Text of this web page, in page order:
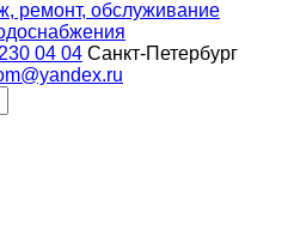
ремонт, обслуживание
04 04 Санкт-Петербург